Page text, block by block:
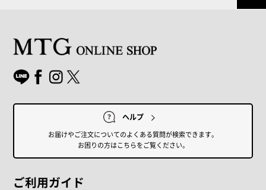
ヘルプ
お届けやご注文についてのよくある質問が検索できます。
お困りの方はこちらをご覧ください。
ご利用ガイド